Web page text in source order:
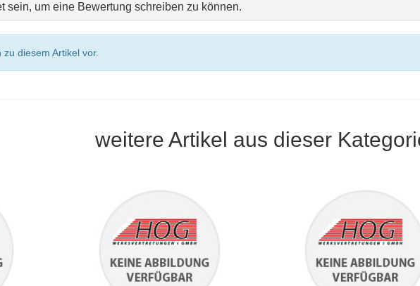
sein, um eine Bewertung schreiben zu können.
diesem Artikel vor.
weitere Artikel aus dieser